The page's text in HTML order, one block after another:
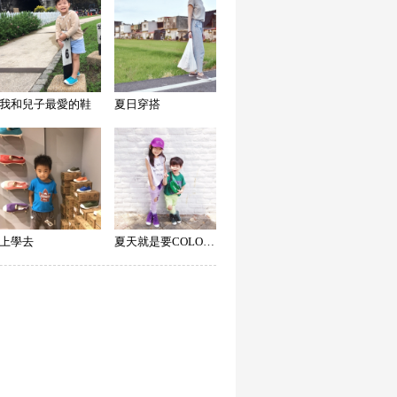
我和兒子最愛的鞋 夏日穿搭
上學去 夏天就是要COLORFUL!